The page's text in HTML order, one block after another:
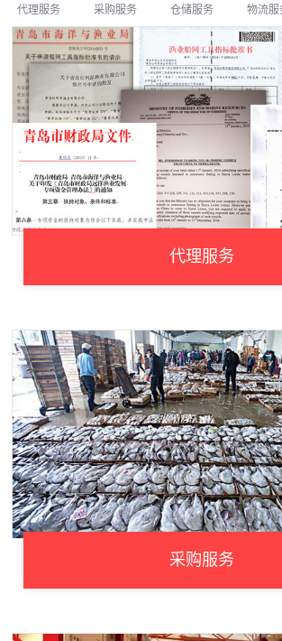
代理服务 采购服务 仓储服务 物流服
代理服务
采购服务